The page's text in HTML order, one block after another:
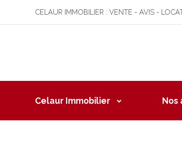
CELAUR IMMOBILIER : VENTE - AVIS -
Celaur Immobilier Nos